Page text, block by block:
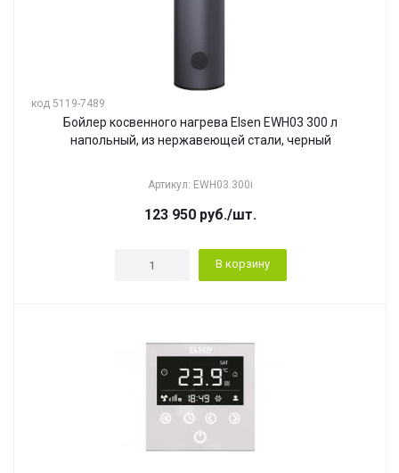
код 5119-7489
Бойлер косвенного нагрева Elsen EWH03 300 л
напольный, из нержавеющей стали, черный
Артикул: EWH03.300i
123 950 руб./шт.
В корзину